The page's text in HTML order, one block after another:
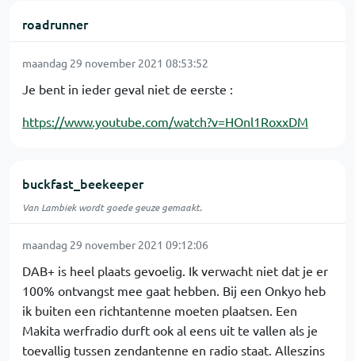
roadrunner
maandag 29 november 2021 08:53:52
Je bent in ieder geval niet de eerste :
https://www.youtube.com/watch?v=HOnl1RoxxDM
buckfast_beekeeper
Van Lambiek wordt goede geuze gemaakt.
maandag 29 november 2021 09:12:06
DAB+ is heel plaats gevoelig. Ik verwacht niet dat je er
100% ontvangst mee gaat hebben. Bij een Onkyo heb
ik buiten een richtantenne moeten plaatsen. Een
Makita werfradio durft ook al eens uit te vallen als je
toevallig tussen zendantenne en radio staat. Alleszins